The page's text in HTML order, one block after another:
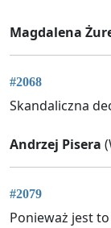
Magdalena
#2068
Skandaliczna
Andrzej Pisera
#2079
Ponieważ jest